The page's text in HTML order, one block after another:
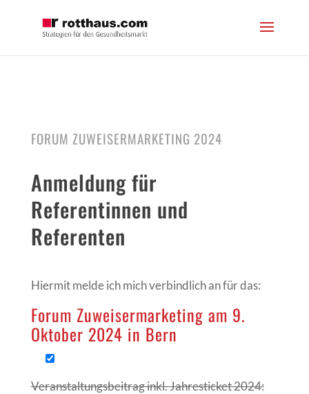
FORUM ZUWEISERMARKETING 2024
Anmeldung für
Referentinnen und
Referenten
Hiermit melde ich mich verbindlich an für das:
Forum Zuweisermarketing am 9.
Oktober 2024 in Bern
Veranstaltungsbeitrag inkl. Jahresticket 2024: